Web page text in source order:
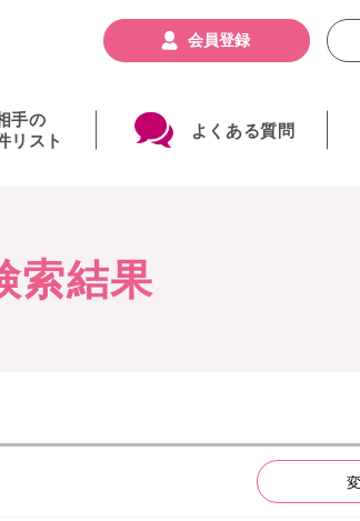
手の
リスト
よくある質問
会員登録
索結果